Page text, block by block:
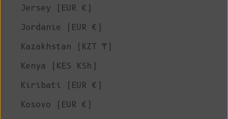
Jersey (EUR €)
Jordanie (EUR €)
Kazakhstan (KZT ₸)
Kenya (KES KSh)
Kiribati (EUR €)
Kosovo (EUR €)